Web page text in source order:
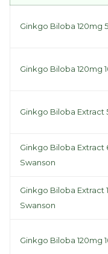
Ginkgo Biloba 120mg
Ginkgo Biloba 120mg
Ginkgo Biloba Extract
Ginkgo Biloba Extract
Swanson
Ginkgo Biloba Extract
Swanson
Ginkgo Biloba 120mg